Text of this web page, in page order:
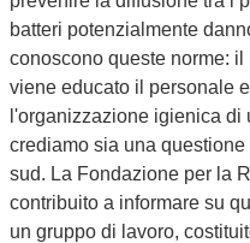
batteri potenzialmente
conoscono queste norme:
viene educato il personale
l'organizzazione igienica di
crediamo sia una
sud. La Fondazione per la
contribuito a informare su
un gruppo di lavoro,